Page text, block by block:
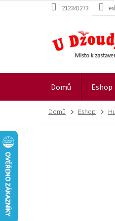
na
212341273
Domů Eshop
Domů Eshop